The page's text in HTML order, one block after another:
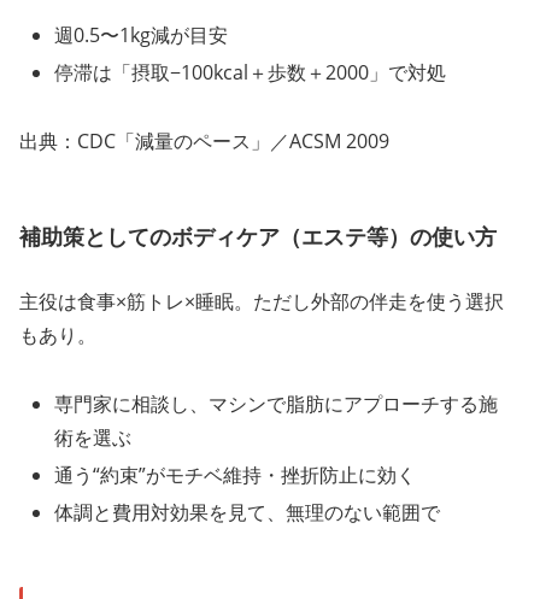
週0.5〜1kg減が目安
停滞は「摂取−100kcal＋歩数＋2000」で対処
出典：CDC「減量のペース」／ACSM 2009
補助策としてのボディケア（エステ等）の使い方
主役は食事×筋トレ×睡眠。ただし外部の伴走を使う選択
もあり。
専門家に相談し、マシンで脂肪にアプローチする施
術を選ぶ
通う“約束”がモチベ維持・挫折防止に効く
体調と費用対効果を見て、無理のない範囲で